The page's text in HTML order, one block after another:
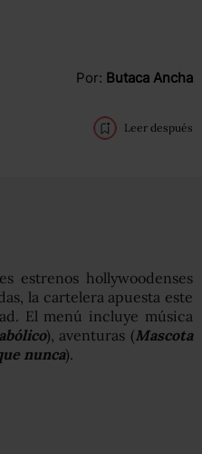
Por: Butaca Ancha
Leer después
estrenos hollywoodenses
la cartelera apuesta este
El menú incluye música
), aventuras (Mascota
nunca).